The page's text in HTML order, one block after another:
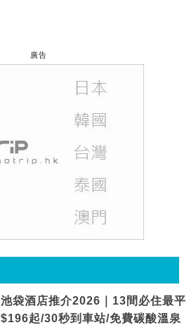
廣告
池袋酒店推介2026｜13間必住最平
$196起/30秒到車站/免費碳酸溫泉